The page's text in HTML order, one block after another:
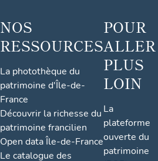
NOS
RESSOURCES
La photothèque du
patrimoine d'Île-de-
France
Découvrir la richesse du
patrimoine francilien
Open data Île-de-France
Le catalogue des
POUR
ALLER
PLUS
LOIN
La
plateforme
ouverte du
patrimoine